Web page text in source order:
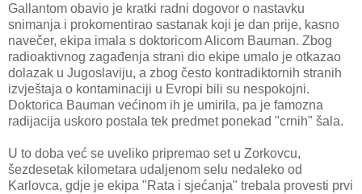
Gallantom obavio je kratki radni dogovor o nastavku
snimanja i prokomentirao sastanak koji je dan prije, kasno
navečer, ekipa imala s doktoricom Alicom Bauman. Zbog
radioaktivnog zagađenja strani dio ekipe umalo je otkazao
dolazak u Jugoslaviju, a zbog često kontradiktornih stranih
izvještaja o kontaminaciji u Evropi bili su nespokojni.
Doktorica Bauman većinom ih je umirila, pa je famozna
radijacija uskoro postala tek predmet ponekad "crnih" šala.
U to doba već se uveliko pripremao set u Zorkovcu,
šezdesetak kilometara udaljenom selu nedaleko od
Karlovca, gdje je ekipa "Rata i sjećanja" trebala provesti prvi